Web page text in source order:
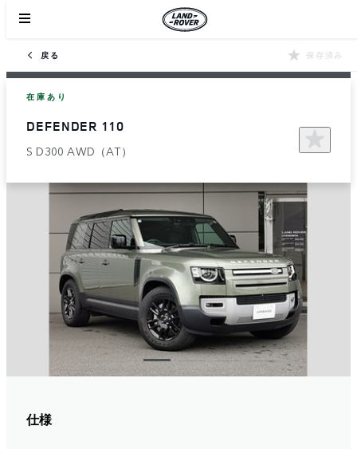
戻る 保存済み
在庫あり
DEFENDER 110
S D300 AWD（AT）
仕様